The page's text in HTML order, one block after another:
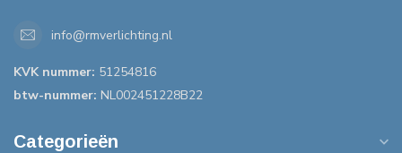
info@rmverlichting.nl
KVK nummer: 51254816
btw-nummer: NL002451228B22
Categorieën